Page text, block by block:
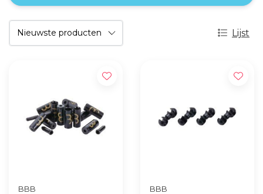
Lijst
BBB BBB